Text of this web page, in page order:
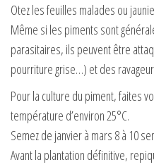
Otez les feuilles malades ou
Même si les piments sont
parasitaires, ils peuvent être
pourriture grise…) et des
Pour la culture du piment, faites
température d’environ 25°C.
Semez de janvier à mars 8 à 10
Avant la plantation définitive,